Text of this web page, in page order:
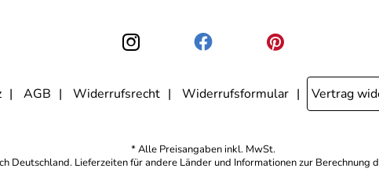
AGB Widerrufsrecht Widerrufsformular Vertrag
* Alle Preisangaben inkl. MwSt.
Deutschland. Lieferzeiten für andere Länder und Informationen zur Berechnung